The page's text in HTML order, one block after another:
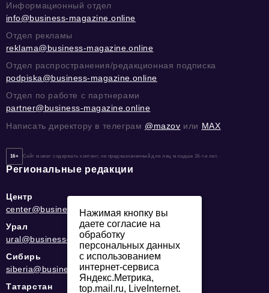
Информационный отдел
info@business-magazine.online
Отдел рекламы
reklama@business-magazine.online
Отдел распространения/редакционная подписка
podpiska@business-magazine.online
Отдел по работе с партнерами
partner@business-magazine.online
Написать директору в телеграм @mazov или MAX
16+ Сайт может содержать контент, не предназначенный для лиц младше 16-ти лет.
Региональные редакции
Центр
center@business-magazine.online
Урал
ural@business-magazine.online
Сибирь
siberia@business-magazine.online
Татарстан
Нажимая кнопку вы
даете согласие на
обработку
персональных данных
с использованием
интернет-сервиса
Яндекс.Метрика,
top.mail.ru, LiveInternet.